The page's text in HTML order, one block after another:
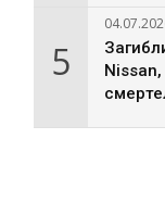
5
Nissan,